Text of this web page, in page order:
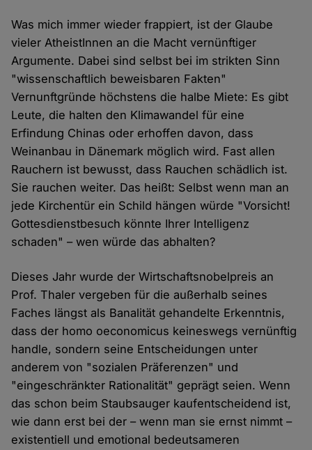
Was mich immer wieder frappiert, ist der Glaube
vieler AtheistInnen an die Macht vernünftiger
Argumente. Dabei sind selbst bei im strikten Sinn
"wissenschaftlich beweisbaren Fakten"
Vernunftgründe höchstens die halbe Miete: Es gibt
Leute, die halten den Klimawandel für eine
Erfindung Chinas oder erhoffen davon, dass
Weinanbau in Dänemark möglich wird. Fast allen
Rauchern ist bewusst, dass Rauchen schädlich ist.
Sie rauchen weiter. Das heißt: Selbst wenn man an
jede Kirchentür ein Schild hängen würde "Vorsicht!
Gottesdienstbesuch könnte Ihrer Intelligenz
schaden" – wen würde das abhalten?
Dieses Jahr wurde der Wirtschaftsnobelpreis an
Prof. Thaler vergeben für die außerhalb seines
Faches längst als Banalität gehandelte Erkenntnis,
dass der homo oeconomicus keineswegs vernünftig
handle, sondern seine Entscheidungen unter
anderem von "sozialen Präferenzen" und
"eingeschränkter Rationalität" geprägt seien. Wenn
das schon beim Staubsauger kaufentscheidend ist,
wie dann erst bei der – wenn man sie ernst nimmt –
existentiell und emotional bedeutsameren